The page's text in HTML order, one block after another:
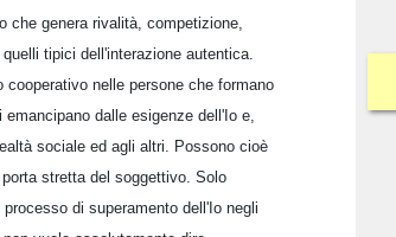
che genera rivalità, competizione,
tipici dell'interazione autentica.
nelle persone che formano
dalle esigenze dell'Io e,
sociale ed agli altri. Possono cioè
stretta del soggettivo. Solo
di superamento dell'Io negli